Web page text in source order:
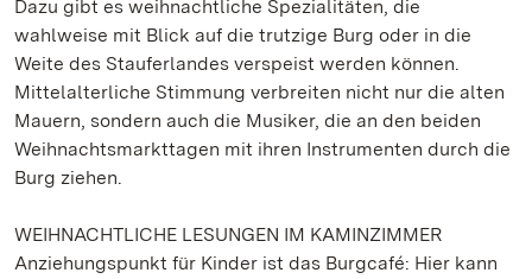
Dazu gibt es weihnachtliche Spezialitäten, die
wahlweise mit Blick auf die trutzige Burg oder in die
Weite des Stauferlandes verspeist werden können.
Mittelalterliche Stimmung verbreiten nicht nur die alten
Mauern, sondern auch die Musiker, die an den beiden
Weihnachtsmarkttagen mit ihren Instrumenten durch die
Burg ziehen.
WEIHNACHTLICHE LESUNGEN IM KAMINZIMMER
Anziehungspunkt für Kinder ist das Burgcafé: Hier kann